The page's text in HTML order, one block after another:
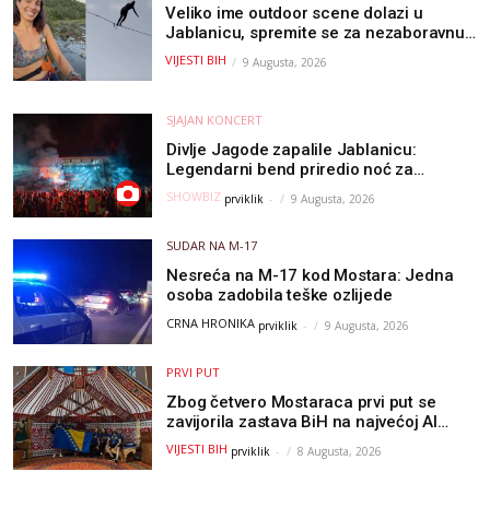
Veliko ime outdoor scene dolazi u
Jablanicu, spremite se za nezaboravnu
avanturu (VIDEO) !
VIJESTI BIH 9 Augusta, 2026
SJAJAN KONCERT
Divlje Jagode zapalile Jablanicu:
Legendarni bend priredio noć za
pamćenje
SHOWBIZ prviklik - 9 Augusta, 2026
SUDAR NA M-17
Nesreća na M-17 kod Mostara: Jedna
osoba zadobila teške ozlijede
CRNA HRONIKA prviklik - 9 Augusta, 2026
PRVI PUT
Zbog četvero Mostaraca prvi put se
zavijorila zastava BiH na najvećoj AI
olimpijadi, a sada je njihov mentor
postao član komiteta Međunarodne
VIJESTI BIH prviklik - 8 Augusta, 2026